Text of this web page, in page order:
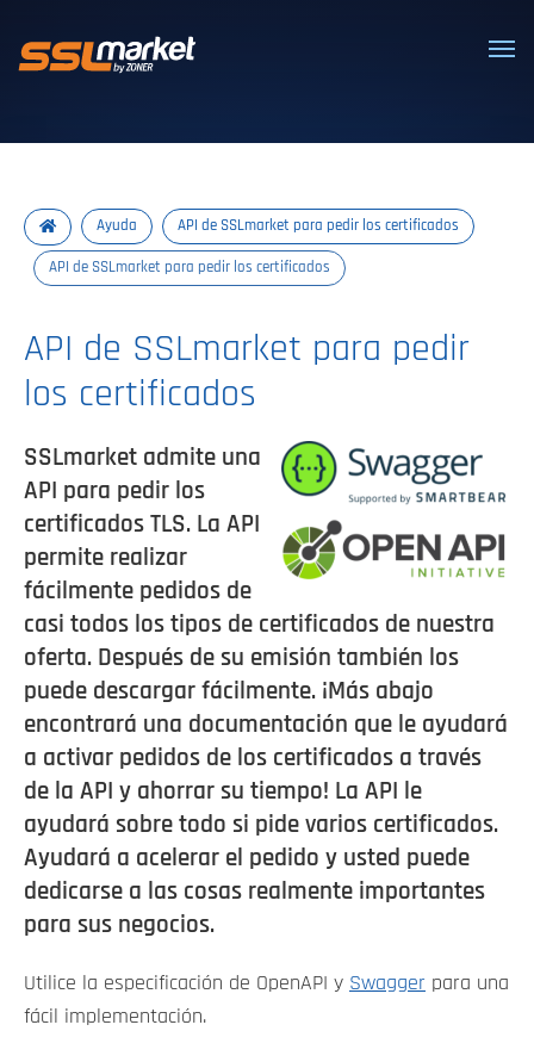
Certificados SSL/TLS confiables
Ayuda API de SSLmarket para pedir los certificados
API de SSLmarket para pedir los certificados
API de SSLmarket para pedir
los certificados
SSLmarket admite una
API para pedir los
certificados TLS. La API
permite realizar
fácilmente pedidos de
casi todos los tipos de certificados de nuestra
oferta. Después de su emisión también los
puede descargar fácilmente. ¡Más abajo
encontrará una documentación que le ayudará
a activar pedidos de los certificados a través
de la API y ahorrar su tiempo! La API le
ayudará sobre todo si pide varios certificados.
Ayudará a acelerar el pedido y usted puede
dedicarse a las cosas realmente importantes
para sus negocios.
Utilice la especificación de OpenAPI y Swagger para una
fácil implementación.